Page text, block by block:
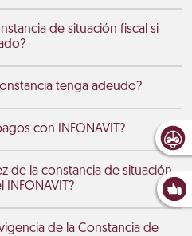
de situación fiscal si
tenga adeudo?
con INFONAVIT?
de la constancia de situación
de la Constancia de